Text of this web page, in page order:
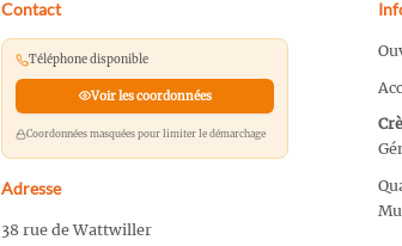
Contact
Téléphone disponible
Voir les coordonnées
Coordonnées masquées pour limiter le démarchage
Adresse
38 rue de Wattwiller